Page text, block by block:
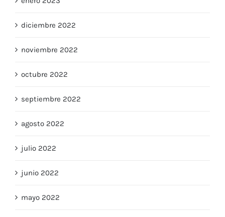
diciembre 2022
noviembre 2022
octubre 2022
septiembre 2022
agosto 2022
julio 2022
junio 2022
mayo 2022